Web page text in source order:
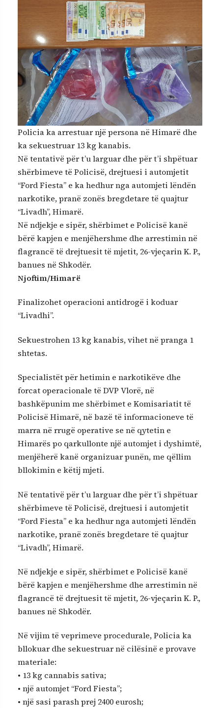
Policia ka arrestuar një persona në Himarë dhe
ka sekuestruar 13 kg kanabis.
Në tentativë për t’u larguar dhe për t’i shpëtuar
shërbimeve të Policisë, drejtuesi i automjetit
“Ford Fiesta” e ka hedhur nga automjeti lëndën
narkotike, pranë zonës bregdetare të quajtur
“Livadh”, Himarë.
Në ndjekje e sipër, shërbimet e Policisë kanë
bërë kapjen e menjëhershme dhe arrestimin në
flagrancë të drejtuesit të mjetit, 26-vjeçarin K. P.,
banues në Shkodër.
Njoftim/Himarë
Finalizohet operacioni antidrogë i koduar
“Livadhi”.
Sekuestrohen 13 kg kanabis, vihet në pranga 1
shtetas.
Specialistët për hetimin e narkotikëve dhe
forcat operacionale të DVP Vlorë, në
bashkëpunim me shërbimet e Komisariatit të
Policisë Himarë, në bazë të informacioneve të
marra në rrugë operative se në qytetin e
Himarës po qarkullonte një automjet i dyshimtë,
menjëherë kanë organizuar punën, me qëllim
bllokimin e këtij mjeti.
Në tentativë për t’u larguar dhe për t’i shpëtuar
shërbimeve të Policisë, drejtuesi i automjetit
“Ford Fiesta” e ka hedhur nga automjeti lëndën
narkotike, pranë zonës bregdetare të quajtur
“Livadh”, Himarë.
Në ndjekje e sipër, shërbimet e Policisë kanë
bërë kapjen e menjëhershme dhe arrestimin në
flagrancë të drejtuesit të mjetit, 26-vjeçarin K. P.,
banues në Shkodër.
Në vijim të veprimeve procedurale, Policia ka
bllokuar dhe sekuestruar në cilësinë e provave
materiale:
• 13 kg cannabis sativa;
• një automjet “Ford Fiesta”;
• një sasi parash prej 2400 eurosh;